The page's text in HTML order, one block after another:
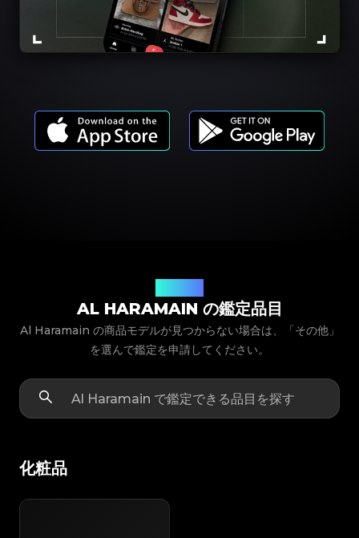
AL HARAMAIN の鑑定品目
Al Haramain の商品モデルが見つからない場合は、「その他」
を選んで鑑定を申請してください。
化粧品